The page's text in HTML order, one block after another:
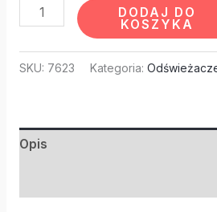
DODAJ DO
KOSZYKA
SKU: 7623 Kategoria:
Opis